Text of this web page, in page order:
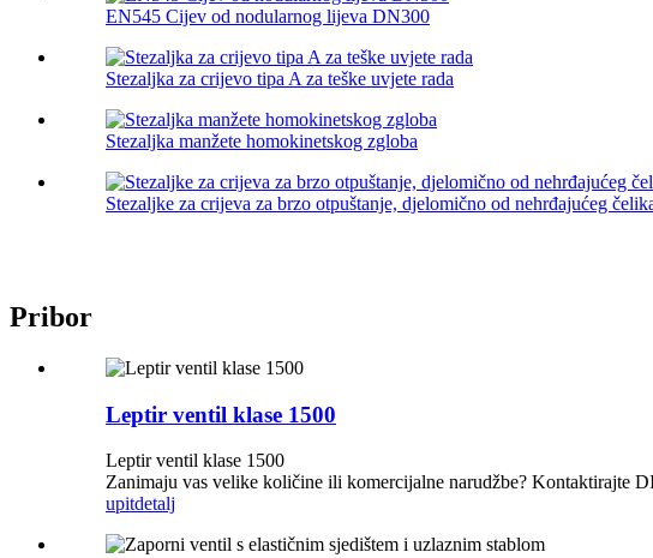
EN545 Cijev od nodularnog lijeva DN300
Stezaljka za crijevo tipa A za teške uvjete rada
Stezaljka manžete homokinetskog zgloba
Stezaljke za crijeva za brzo otpuštanje, djelomično od nehrđajućeg
Pribor
Leptir ventil klase 1500
Leptir ventil klase 1500
Zanimaju vas velike količine ili komercijalne narudžbe? Kontaktirajte
upitdetalj